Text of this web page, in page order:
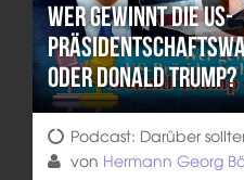
Wer gewinnt die US-
oder Donald Trump?
Podcast: Darüber
von Hermann Georg